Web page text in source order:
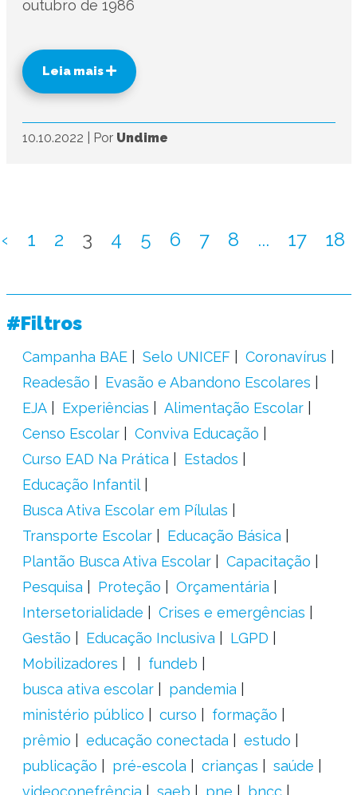
outubro de 1986
Leia mais
10.10.2022 Por Undime
‹ 1 2 3 4 5 6 7 8 ... 17 18
#Filtros
Campanha BAE Selo UNICEF
Coronavírus
Readesão
Evasão e Abandono Escolares
EJA
Experiências
Alimentação Escolar
Censo Escolar
Conviva Educação
Curso EAD Na Prática
Estados
Educação Infantil
Busca Ativa Escolar em Pílulas
Transporte Escolar
Educação Básica
Plantão Busca Ativa Escolar
Capacitação
Pesquisa
Proteção
Orçamentária
Intersetorialidade
Crises e emergências
Gestão
Educação Inclusiva
LGPD
Mobilizadores
fundeb
busca ativa escolar
pandemia
ministério público
curso
formação
prêmio
educação conectada
estudo
publicação
pré-escola crianças
saúde
videoconefrência
saeb pne bncc